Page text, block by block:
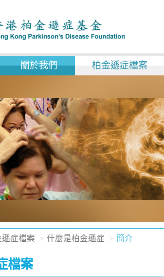
關於我們 柏金遜症檔案
遜症檔案 什麼是柏金遜症 簡介
檔案